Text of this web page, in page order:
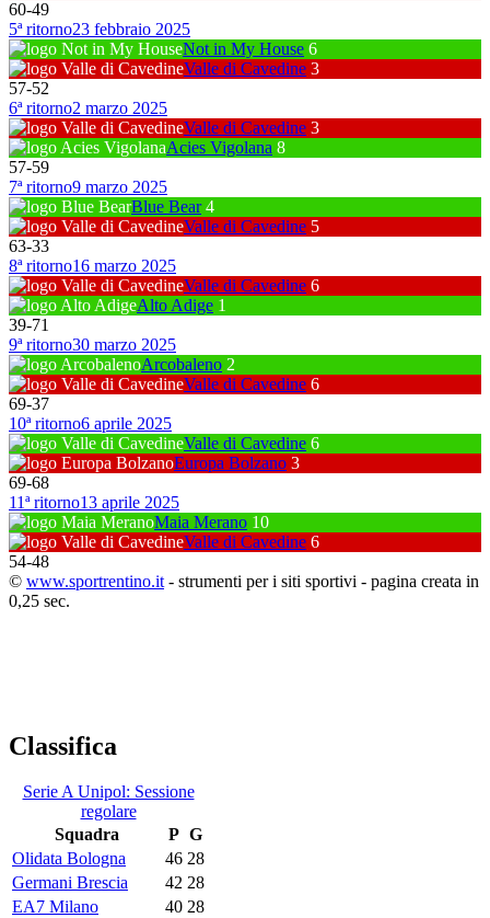
60-49
5ª ritorno23 febbraio 2025
Not in My House 6
Valle di Cavedine 3
57-52
6ª ritorno2 marzo 2025
Valle di Cavedine 3
Acies Vigolana 8
57-59
7ª ritorno9 marzo 2025
Blue Bear 4
Valle di Cavedine 5
63-33
8ª ritorno16 marzo 2025
Valle di Cavedine 6
Alto Adige 1
39-71
9ª ritorno30 marzo 2025
Arcobaleno 2
Valle di Cavedine 6
69-37
10ª ritorno6 aprile 2025
Valle di Cavedine 6
Europa Bolzano 3
69-68
11ª ritorno13 aprile 2025
Maia Merano 10
Valle di Cavedine 6
54-48
© www.sportrentino.it - strumenti per i siti sportivi - pagina creata in
0,25 sec.
Classifica
Serie A Unipol: Sessione
regolare
Squadra
P G
Olidata Bologna
46 28
Germani Brescia
42 28
EA7 Milano
40 28